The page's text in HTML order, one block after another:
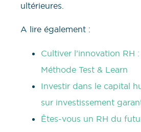
ultérieures.
A lire également :
Cultiver l’innovation RH
Méthode Test & Learn
Investir dans le capital
sur investissement
Êtes-vous un RH du